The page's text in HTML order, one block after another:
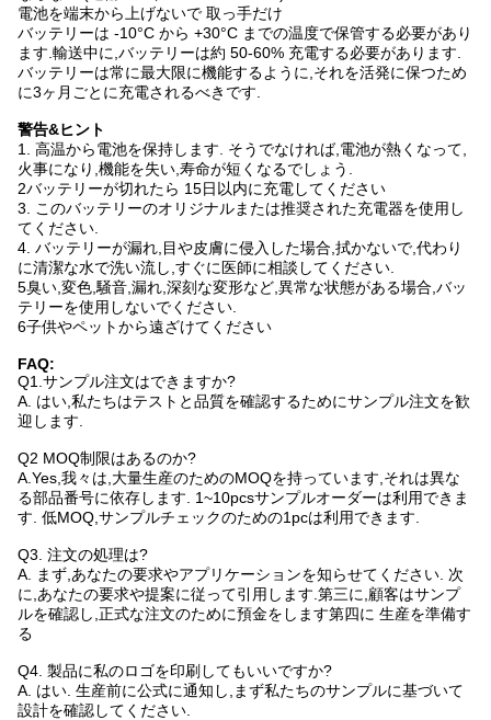
電池を端末から上げないで 取っ手だけ
バッテリーは -10°C から +30°C までの温度で保管する必要があり
ます.輸送中に,バッテリーは約 50-60% 充電する必要があります.
バッテリーは常に最大限に機能するように,それを活発に保つため
に3ヶ月ごとに充電されるべきです.
警告&ヒント
1. 高温から電池を保持します. そうでなければ,電池が熱くなって,
火事になり,機能を失い,寿命が短くなるでしょう.
2バッテリーが切れたら 15日以内に充電してください
3. このバッテリーのオリジナルまたは推奨された充電器を使用し
てください.
4. バッテリーが漏れ,目や皮膚に侵入した場合,拭かないで,代わり
に清潔な水で洗い流し,すぐに医師に相談してください.
5臭い,変色,騒音,漏れ,深刻な変形など,異常な状態がある場合,バッ
テリーを使用しないでください.
6子供やペットから遠ざけてください
FAQ:
Q1.サンプル注文はできますか?
A. はい,私たちはテストと品質を確認するためにサンプル注文を歓
迎します.
Q2 MOQ制限はあるのか?
A.Yes,我々は,大量生産のためのMOQを持っています,それは異な
る部品番号に依存します. 1~10pcsサンプルオーダーは利用できま
す. 低MOQ,サンプルチェックのための1pcは利用できます.
Q3. 注文の処理は?
A. まず,あなたの要求やアプリケーションを知らせてください. 次
に,あなたの要求や提案に従って引用します.第三に,顧客はサンプ
ルを確認し,正式な注文のために預金をします第四に 生産を準備す
る
Q4. 製品に私のロゴを印刷してもいいですか?
A. はい. 生産前に公式に通知し,まず私たちのサンプルに基づいて
設計を確認してください.